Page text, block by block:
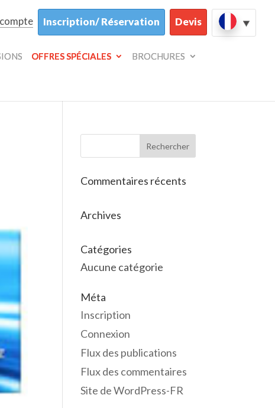
Inscription/ Réservation Devis
OFFRES SPÉCIALES BROCHURES
Commentaires récents
Archives
Catégories
Aucune catégorie
Méta
Inscription
Connexion
Flux des publications
Flux des commentaires
Site de WordPress-FR